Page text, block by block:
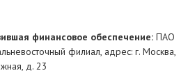
финансовое обеспечение: ПАО
филиал, адрес: г. Москва,
д. 23